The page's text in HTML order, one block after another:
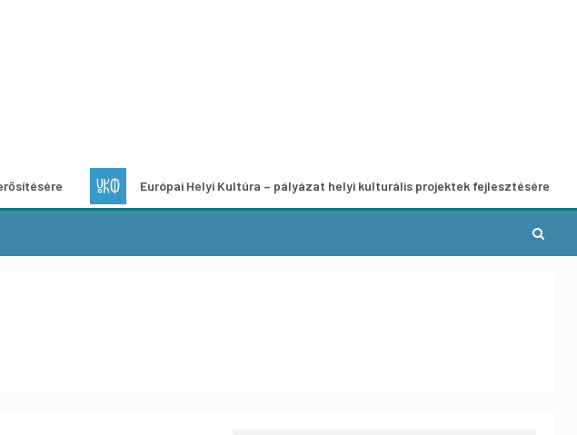
Európai Helyi Kultúra – pályázat helyi kulturális projektek fejlesztésére